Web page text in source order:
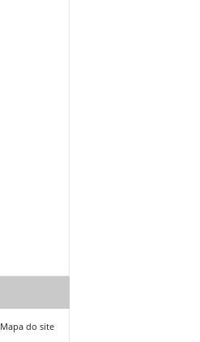
Mapa do site